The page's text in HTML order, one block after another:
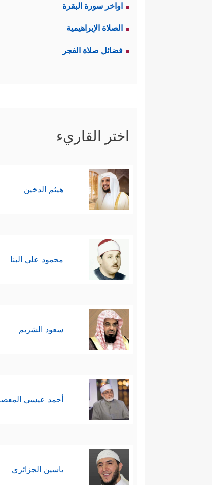
اواخر سورة البقرة
الصلاة الإبراهيمية
فضائل صلاة الفجر
اختر القاريء
هيثم الدخين
محمود علي البنا
سعود الشريم
أحمد عيسي
ياسين الجزائري